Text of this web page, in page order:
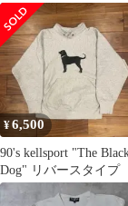
ト 肉厚 XXL
¥6,500
90's kellsport "The
Dog" リバースタイプ